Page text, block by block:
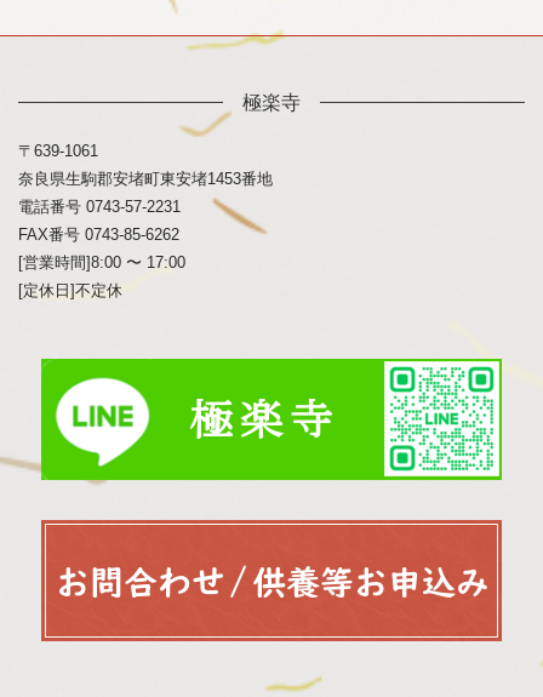
極楽寺
〒639-1061
奈良県生駒郡安堵町東安堵1453番地
電話番号 0743-57-2231
FAX番号 0743-85-6262
[営業時間]8:00 〜 17:00
[定休日]不定休